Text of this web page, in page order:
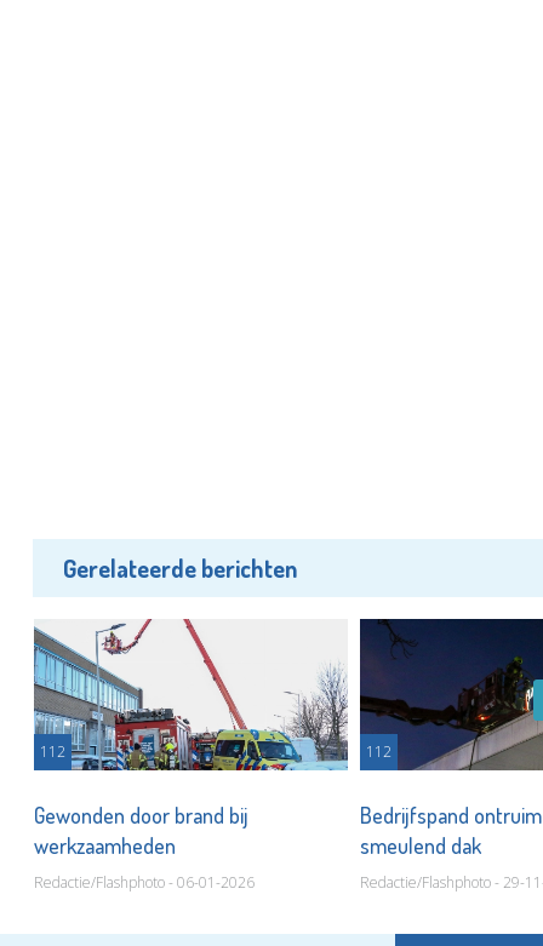
Gerelateerde berichten
112
Gewonden door brand bij
werkzaamheden
Redactie/Flashphoto - 06-01-2026
112
Bedrijfspand
smeulend dak
Redactie/Flashphoto - 29-